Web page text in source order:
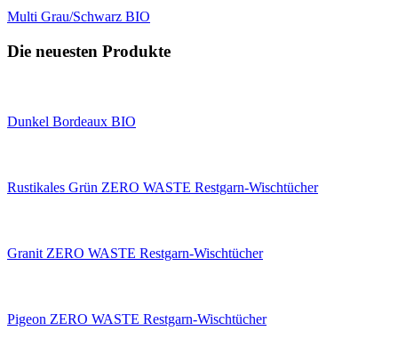
Multi Grau/Schwarz BIO
Die neuesten Produkte
Dunkel Bordeaux BIO
Rustikales Grün ZERO WASTE Restgarn-Wischtücher
Granit ZERO WASTE Restgarn-Wischtücher
Pigeon ZERO WASTE Restgarn-Wischtücher